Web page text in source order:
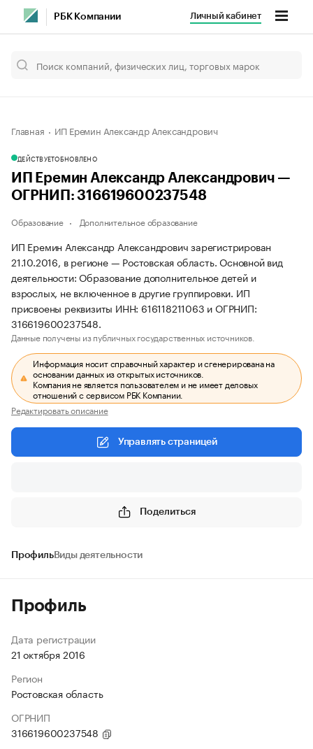
РБК Компании Личный кабинет
Главная ИП Еремин Александр Александрович
ДЕЙСТВУЕТОБНОВЛЕНО
ИП Еремин Александр Александрович —
ОГРНИП: 316619600237548
Образование Дополнительное образование
ИП Еремин Александр Александрович зарегистрирован
21.10.2016, в регионе — Ростовская область. Основной вид
деятельности: Образование дополнительное детей и
взрослых, не включенное в другие группировки. ИП
присвоены реквизиты ИНН: 616118211063 и ОГРНИП:
316619600237548.
Данные получены из публичных государственных источников.
Информация носит справочный характер и сгенерирована на
основании данных из открытых источников.
Компания не является пользователем и не имеет деловых
отношений с сервисом РБК Компании.
Редактировать описание
Управлять страницей
Поделиться
ПрофильВиды деятельности
Профиль
Дата регистрации
21 октября 2016
Регион
Ростовская область
ОГРНИП
316619600237548